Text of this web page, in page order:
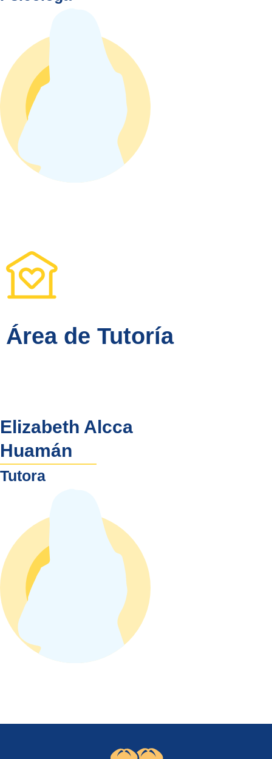
Área de Tutoría
Elizabeth Alcca
Huamán
Tutora